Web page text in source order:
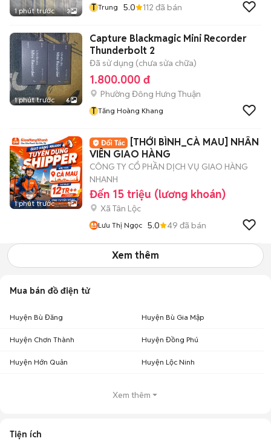
1 phút trước 3
T Trung 5.0 112 đã bán
1 phút trước 6
Capture Blackmagic Mini Recorder
Thunderbolt 2
Đã sử dụng (chưa sửa chữa)
1.800.000 đ
Phường Đông Hưng Thuận
T Tăng Hoàng Khang
1 phút trước 1
[THỚI BÌNH_CÀ MAU] NHÂN
VIÊN GIAO HÀNG
CÔNG TY CỔ PHẦN DỊCH VỤ GIAO HÀNG
NHANH
Đến 15 triệu (lương khoán)
Xã Tân Lộc
Lưu Thị Ngọc 5.0 49 đã bán
Xem thêm
Mua bán đồ điện tử
Huyện Bù Đăng Huyện Bù Gia Mập
Huyện Chơn Thành Huyện Đồng Phú
Huyện Hớn Quản Huyện Lộc Ninh
Xem thêm
Tiện ích